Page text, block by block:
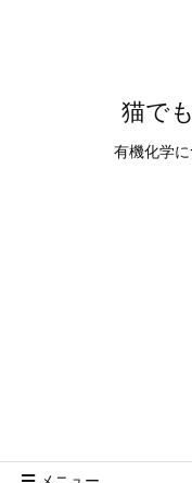
猫で
有機化学